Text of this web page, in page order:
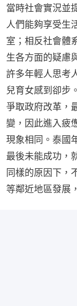
當時社會實況並
人們能夠享受生
室；相反社會體
生各方面的疑慮
許多年輕人思考
兒育女感到卻步
爭取政府改革，
變，因此進入疲
現象相同。泰國
最後未能成功，
同樣的原因下，
等鄰近地區發展